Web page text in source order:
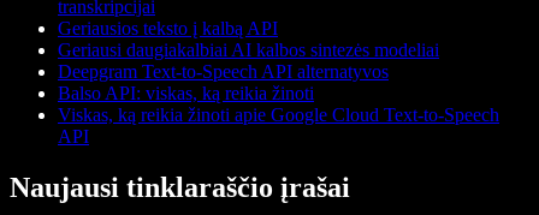
transkripcijai
Geriausios teksto į kalbą API
Geriausi daugiakalbiai AI kalbos sintezės modeliai
Deepgram Text-to-Speech API alternatyvos
Balso API: viskas, ką reikia žinoti
Viskas, ką reikia žinoti apie Google Cloud Text-to-Speech
API
Naujausi tinklaraščio įrašai